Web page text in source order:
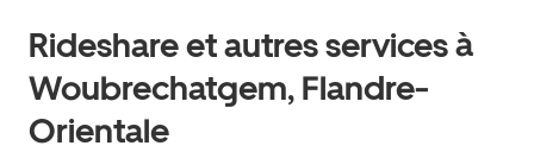
Rideshare et autres services à
Woubrechatgem, Flandre-
Orientale